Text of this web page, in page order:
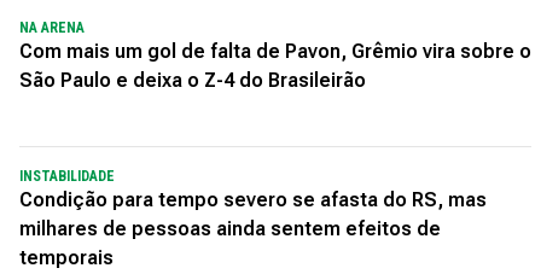
NA ARENA
Com mais um gol de falta de Pavon, Grêmio vira sobre o
São Paulo e deixa o Z-4 do Brasileirão
INSTABILIDADE
Condição para tempo severo se afasta do RS, mas
milhares de pessoas ainda sentem efeitos de
temporais